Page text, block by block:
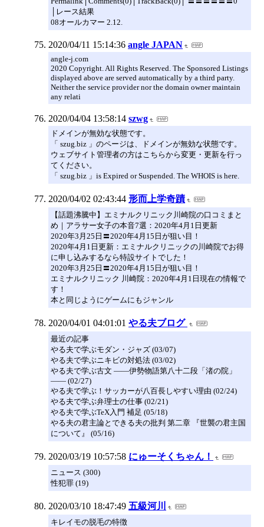
│レース結果
08オールカマー 2.12.
2020/04/11 15:14:36 angle JAPAN
angle-j.com
2020 Copyright. All Rights Reserved. The Sponsored Listings
displayed above are served automatically by a third party.
Neither the service provider nor the domain owner maintain
any relati
2020/04/04 13:58:14 szwg
ドメインが無効な状態です。
「 szug.biz 」のページは、ドメインが無効な状態です。
ウェブサイト管理者の方はこちらから変更・更新を行っ
てください。
「 szug.biz 」is Expired or Suspended. The WHOIS is here.
2020/04/02 02:43:44 形而上学奇蹟
【話題沸騰中】エミナルクリニック川崎院の口コミまと
め｜アラサー女子の本音7選：2020年4月1日更新
2020年3月25日〓2020年4月15日が狙い目！
2020年4月1日更新：エミナルクリニックの川崎院でお得
に申し込みするなら特設サイトでした！
2020年3月25日〓2020年4月15日が狙い目！
エミナルクリニック 川崎院：2020年4月1日現在の情報で
す！
本と同じようにゲームにもジャンル
2020/04/01 04:01:01 やる夫ブログ
最近の記事
やる夫で学ぶモダン・ジャズ (03/07)
やる夫で学ぶニキビの対処法 (03/02)
やる夫で学ぶ古文 ――伊勢物語第八十二段「渚の院」
―― (02/27)
やる夫で学ぶ！サッカーが八百長しやすい理由 (02/24)
やる夫で学ぶ弁理士の仕事 (02/21)
やる夫で学ぶTeX入門 補足 (05/18)
やる夫の君主論とできる夫の批判 第二章 『世襲の君主国
について』 (05/16)
2020/03/19 10:57:58 にゅーそくちゃん！
ニュース (300)
性犯罪 (19)
2020/03/10 18:47:49 五級河川
キレイモの脱毛の特徴